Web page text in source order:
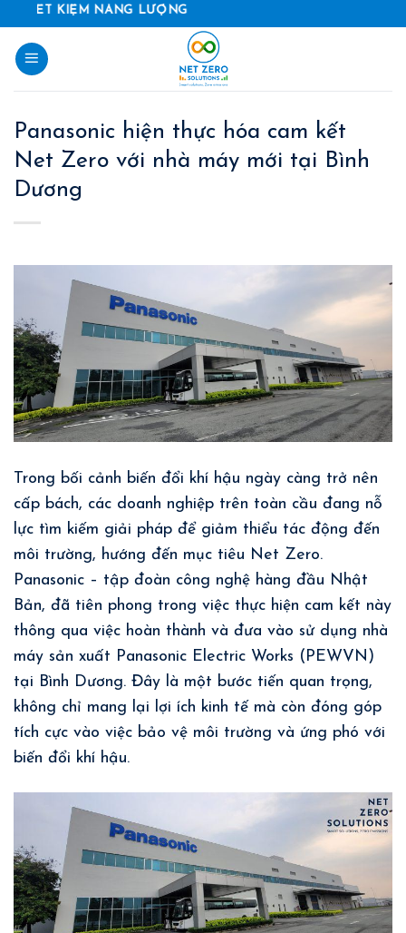
content
KIỆM NĂNG LƯỢNG
Panasonic hiện thực hóa cam kết
Net Zero với nhà máy mới tại Bình
Dương
Trong bối cảnh biến đổi khí hậu ngày càng trở nên
cấp bách, các doanh nghiệp trên toàn cầu đang nỗ
lực tìm kiếm giải pháp để giảm thiểu tác động đến
môi trường, hướng đến mục tiêu Net Zero.
Panasonic – tập đoàn công nghệ hàng đầu Nhật
Bản, đã tiên phong trong việc thực hiện cam kết này
thông qua việc hoàn thành và đưa vào sử dụng nhà
máy sản xuất Panasonic Electric Works (PEWVN)
tại Bình Dương. Đây là một bước tiến quan trọng,
không chỉ mang lại lợi ích kinh tế mà còn đóng góp
tích cực vào việc bảo vệ môi trường và ứng phó với
biến đổi khí hậu.